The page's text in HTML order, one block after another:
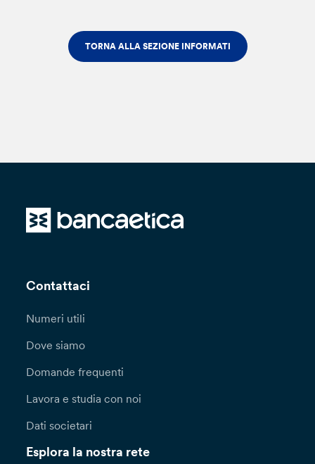
TORNA ALLA SEZIONE INFORMATI
Contattaci
Numeri utili
Dove siamo
Domande frequenti
Lavora e studia con noi
Dati societari
Esplora la nostra rete